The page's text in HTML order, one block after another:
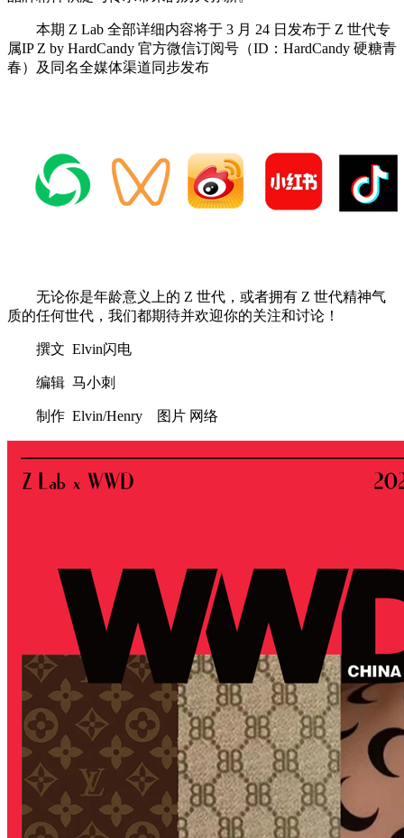
本期 Z Lab 全部详细内容将于 3 月 24 日发布于 Z 世代专
属IP Z by HardCandy 官方微信订阅号（ID：HardCandy 硬糖青
春）及同名全媒体渠道同步发布
无论你是年龄意义上的 Z 世代，或者拥有 Z 世代精神气
质的任何世代，我们都期待并欢迎你的关注和讨论！
撰文 Elvin闪电
编辑 马小刺
制作 Elvin/Henry 图片 网络